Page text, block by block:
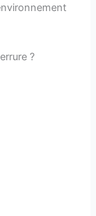
?